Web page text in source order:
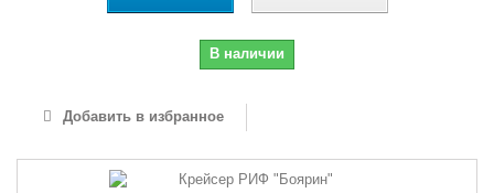
В наличии
Добавить в избранное